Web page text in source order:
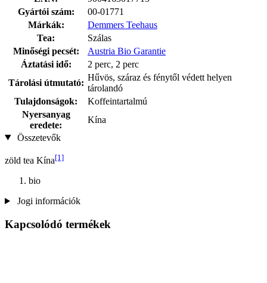
Gyártói szám:
00-01771
Márkák:
Demmers Teehaus
Tea:
Szálas
Minőségi pecsét:
Austria Bio Garantie
Áztatási idő:
2 perc, 2 perc
Tárolási útmutató:
Hűvös, száraz és fénytől védett helyen
tárolandó
Tulajdonságok:
Koffeintartalmú
Nyersanyag
eredete:
Kína
Összetevők
zöld tea Kína[1]
bio
Jogi információk
Kapcsolódó termékek